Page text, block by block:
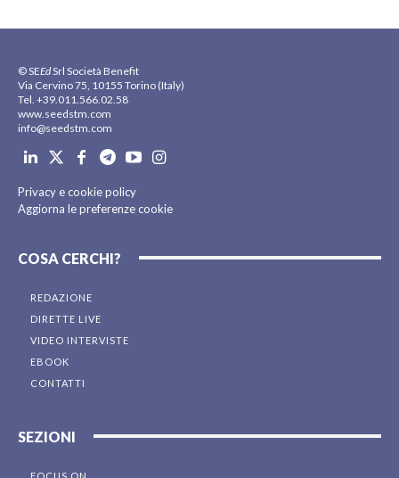
© SEEdSrl Società Benefit
Via Cervino 75, 10155 Torino (Italy)
Tel. +39.011.566.02.58
www.seedstm.com
info@seedstm.com
Privacy e cookie policy
Aggiorna le preferenze cookie
COSA CERCHI?
REDAZIONE
DIRETTE LIVE
VIDEO INTERVISTE
EBOOK
CONTATTI
SEZIONI